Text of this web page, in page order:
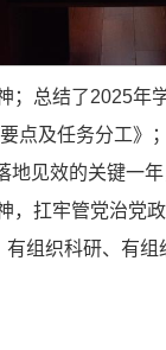
总结了2025
及任务分工》
见效的关键
扛牢管党治
组织科研、有